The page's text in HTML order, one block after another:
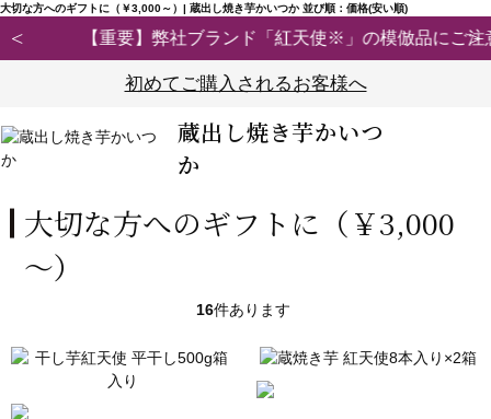
大切な方へのギフトに（￥3,000～）| 蔵出し焼き芋かいつか 並び順：価格(安い順)
【重要】弊社ブランド「紅天使※」の模倣品にご注意ください
初めてご購入されるお客様へ
蔵出し焼き芋かいつ
か
大切な方へのギフトに（￥3,000
～）
16件あります